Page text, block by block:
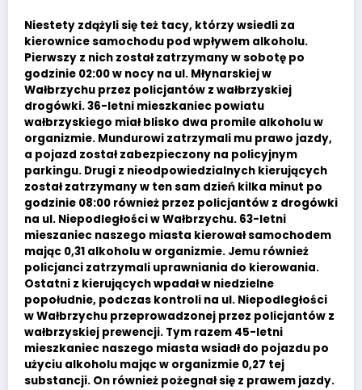
Niestety zdążyli się też tacy, którzy wsiedli za
kierownice samochodu pod wpływem alkoholu.
Pierwszy z nich został zatrzymany w sobotę po
godzinie 02:00 w nocy na ul. Młynarskiej w
Wałbrzychu przez policjantów z wałbrzyskiej
drogówki. 36-letni mieszkaniec powiatu
wałbrzyskiego miał blisko dwa promile alkoholu w
organizmie. Mundurowi zatrzymali mu prawo jazdy,
a pojazd został zabezpieczony na policyjnym
parkingu. Drugi z nieodpowiedzialnych kierujących
został zatrzymany w ten sam dzień kilka minut po
godzinie 08:00 również przez policjantów z drogówki
na ul. Niepodległości w Wałbrzychu. 63-letni
mieszaniec naszego miasta kierował samochodem
mając 0,31 alkoholu w organizmie. Jemu również
policjanci zatrzymali uprawniania do kierowania.
Ostatni z kierujących wpadał w niedzielne
popołudnie, podczas kontroli na ul. Niepodległości
w Wałbrzychu przeprowadzonej przez policjantów z
wałbrzyskiej prewencji. Tym razem 45-letni
mieszkaniec naszego miasta wsiadł do pojazdu po
użyciu alkoholu mając w organizmie 0,27 tej
substancji. On również pożegnał się z prawem jazdy.